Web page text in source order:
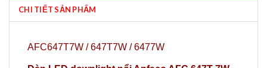
CHI TIẾT SẢN PHẨM
AFC647T7W / 647T7W / 6477W